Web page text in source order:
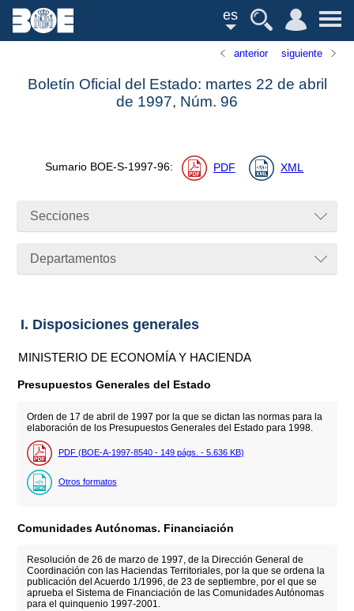
es
anterior siguiente
Boletín Oficial del Estado: martes 22 de abril
de 1997, Núm. 96
Sumario BOE-S-1997-96: PDF XML
Secciones
Departamentos
I. Disposiciones generales
MINISTERIO DE ECONOMÍA Y HACIENDA
Presupuestos Generales del Estado
Orden de 17 de abril de 1997 por la que se dictan las normas para la
elaboración de los Presupuestos Generales del Estado para 1998.
PDF (BOE-A-1997-8540 - 149 págs. - 5.636 KB)
Otros formatos
Comunidades Autónomas. Financiación
Resolución de 26 de marzo de 1997, de la Dirección General de
Coordinación con las Haciendas Territoriales, por la que se ordena la
publicación del Acuerdo 1/1996, de 23 de septiembre, por el que se
aprueba el Sistema de Financiación de las Comunidades Autónomas
para el quinquenio 1997-2001.